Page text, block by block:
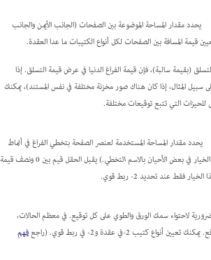
يحدد مقدار المساحة الموضوعة بين الصفحات (الجانب الأيمن والجانب
قيمة المسافة بين الصفحات لكل أنواع الكتيبات ما عدا العقدة.
(بقيمة سالبة)، فإن قيمة الفراغ الدنيا في عرض قيمة التسلق. إذا
سبيل المثال، إذا كان هناك صور مخزنة مختلفة في نفس المستند)، يمكنك
للحيزات التي تتبع توقيعات مختلفة.
يحدد مقدار المساحة المستخدمة لعنصر الصفحة بتخطي الفراغ في أنماط
في بعض الأحيان بالاسمالتخطي
.) يقبل الحقل قيم بين 0 ونصف قيمة
فقط عند تحديد 2- ربط قوي.
لاحتواء سمك الورق والطوي على كل توقيع. في معظم الحالات،
كتيب 2-في عقدة و2- في ربط قوي. (راجع
فهم